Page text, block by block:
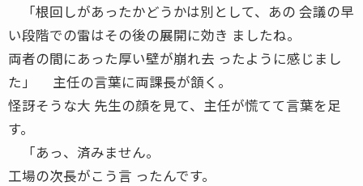
「根回しがあったかどうかは別として、あの 会議の早
い段階での雷はその後の展開に効き ましたね。
両者の間にあった厚い壁が崩れ去 ったように感じまし
た」 主任の言葉に両課長が頷く。
怪訝そうな大 先生の顔を見て、主任が慌てて言葉を足
す。
「あっ、済みません。
工場の次長がこう言 ったんです。